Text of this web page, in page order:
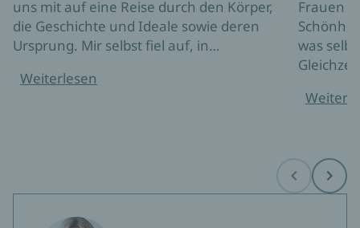
uns mit auf eine Reise durch den Körper,
die Geschichte und Ideale sowie deren
Ursprung. Mir selbst fiel auf, in…
Weiterlesen
Frauen
was
Before Next